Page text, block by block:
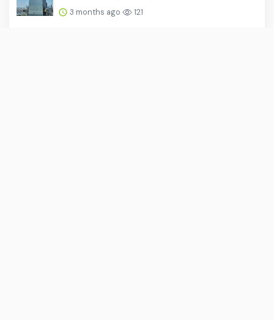
3 months ago 121